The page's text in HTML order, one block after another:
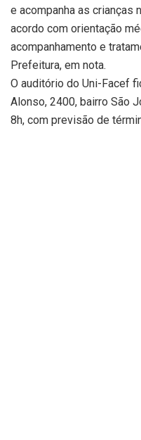
e acompanha as crianças
acordo com orientação
acompanhamento e
Prefeitura, em nota.
O auditório do Uni-Facef
Alonso, 2400, bairro São
8h, com previsão de